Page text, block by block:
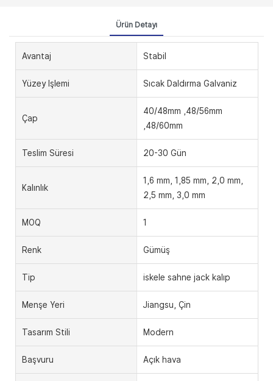
Ürün Detayı
Avantaj Stabil
Yüzey Işlemi Sıcak Daldırma Galvaniz
Çap
40/48mm ,48/56mm
,48/60mm
Teslim Süresi 20-30 Gün
Kalınlık
1,6 mm, 1,85 mm, 2,0 mm,
2,5 mm, 3,0 mm
MOQ 1
Renk Gümüş
Tip iskele sahne jack kalıp
Menşe Yeri Jiangsu, Çin
Tasarım Stili Modern
Başvuru Açık hava